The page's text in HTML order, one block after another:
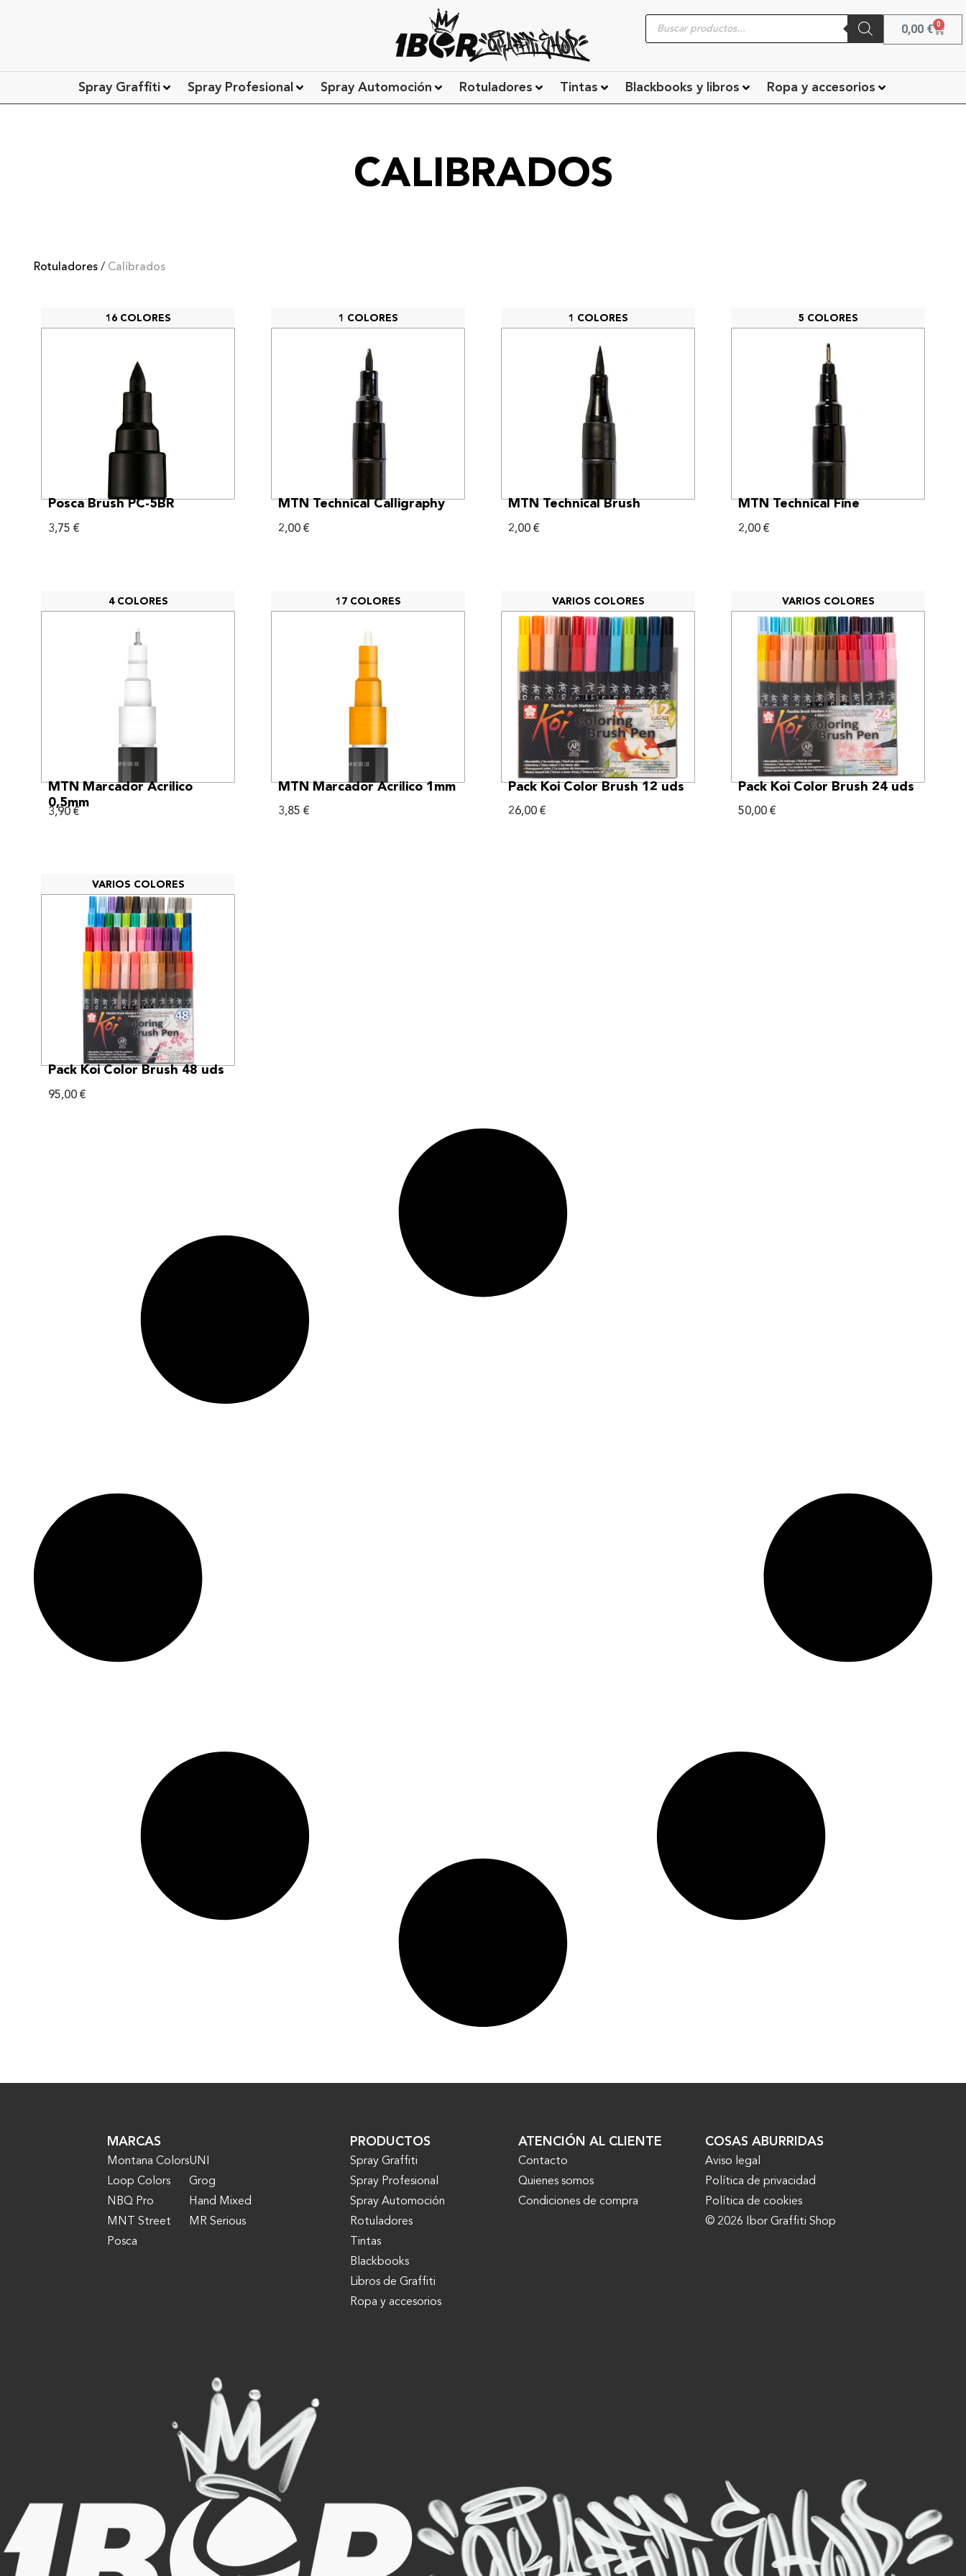
0,00 € 0
Spray Graffiti Spray Profesional Spray Automoción Rotuladores Tintas Blackbooks y libros Ropa y accesorios
CALIBRADOS
Rotuladores / Calibrados
16 COLORES
VER MÁS
Posca Brush PC-5BR
3,75 €
1 COLORES
VER MÁS
MTN Technical Calligraphy
2,00 €
1 COLORES
VER MÁS
MTN Technical Brush
2,00 €
5 COLORES
VER MÁS
MTN Technical Fine
2,00 €
4 COLORES
VER MÁS
MTN Marcador Acrilico
0,5mm
3,90 €
17 COLORES
VER MÁS
MTN Marcador Acrilico 1mm
3,85 €
VARIOS COLORES
VER MÁS
Pack Koi Color Brush 12 uds
26,00 €
VARIOS COLORES
VER MÁS
Pack Koi Color Brush 24 uds
50,00 €
VARIOS COLORES
VER MÁS
Pack Koi Color Brush 48 uds
95,00 €
MARCAS
Montana Colors
Loop Colors
NBQ Pro
MNT Street
Posca
UNI
Grog
Hand Mixed
MR Serious
PRODUCTOS
Spray Graffiti
Spray Profesional
Spray Automoción
Rotuladores
Tintas
Blackbooks
Libros de Graffiti
Ropa y accesorios
ATENCIÓN AL CLIENTE
Contacto
Quienes somos
Condiciones de compra
COSAS ABURRIDAS
Aviso legal
Política de privacidad
Política de cookies
© 2026 Ibor Graffiti Shop